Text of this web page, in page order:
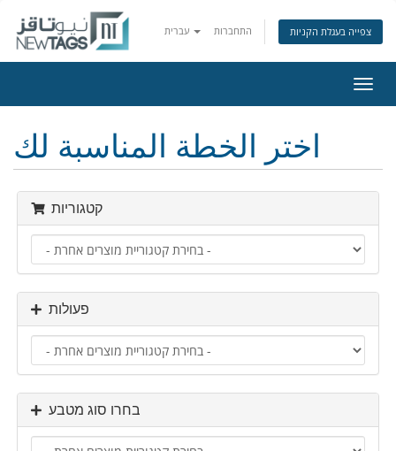
התחברות צפייה בעגלת הקניות
ניווט
اختر الخطة المناسبة لك
קטגוריות
פעולות
בחרו סוג מטבע